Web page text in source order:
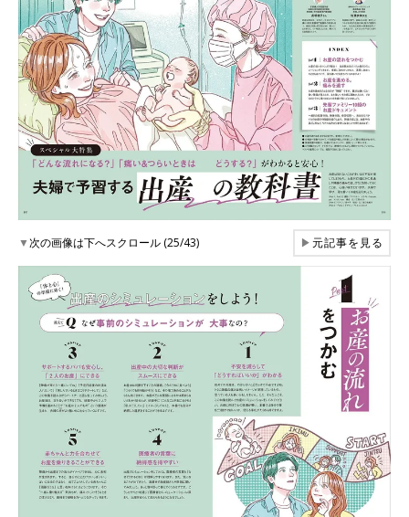
▼次の画像は下へスクロール (25/43) ▶元記事を見る